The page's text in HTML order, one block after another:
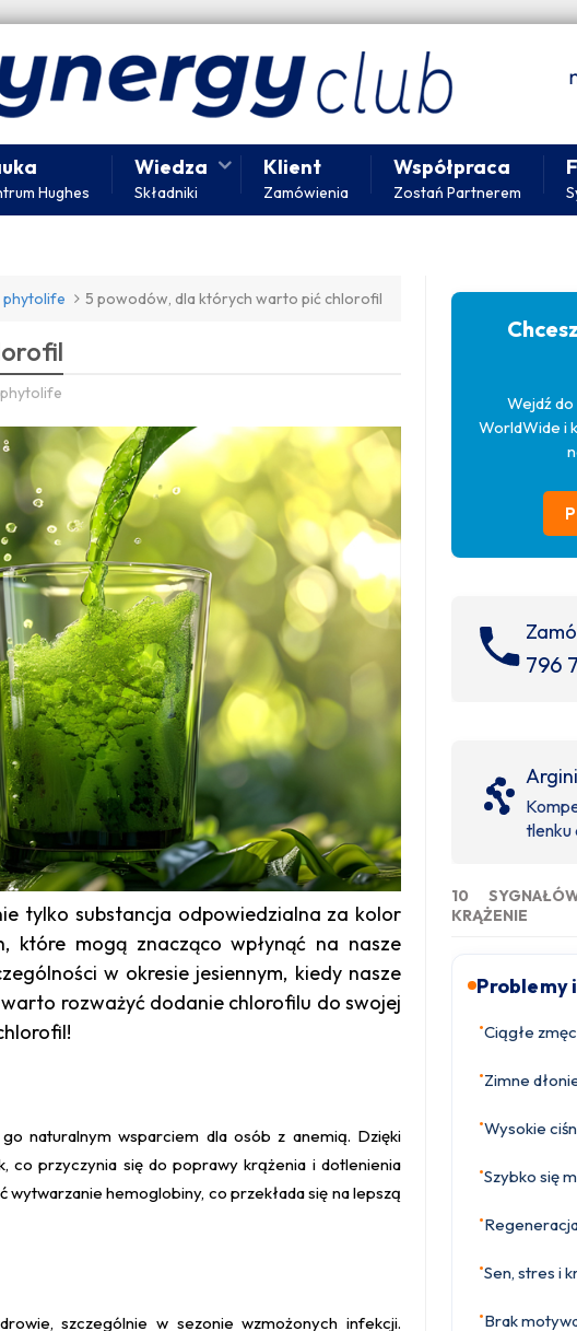
Hughes
Wiedza
Składniki
Klient
Zamówienia
Współpraca
Zostań Partnerem
phytolife 5 powodów, dla których warto pić chlorofil
phytolife
tylko substancja odpowiedzialna za kolor
które mogą znacząco wpłynąć na nasze
w okresie jesiennym, kiedy nasze
rozważyć dodanie chlorofilu do swojej
naturalnym wsparciem dla osób z anemią. Dzięki
co przyczynia się do poprawy krążenia i dotlenienia
hemoglobiny, co przekłada się na lepszą
szczególnie w sezonie wzmożonych infekcji.
Wejdź
WorldWide i
796
tlenku
10
KRĄŻENIE
Problemy
•Ciągłe
•Zimne
•Wysokie
•Szybko się
•
•Sen, stres i
•Brak